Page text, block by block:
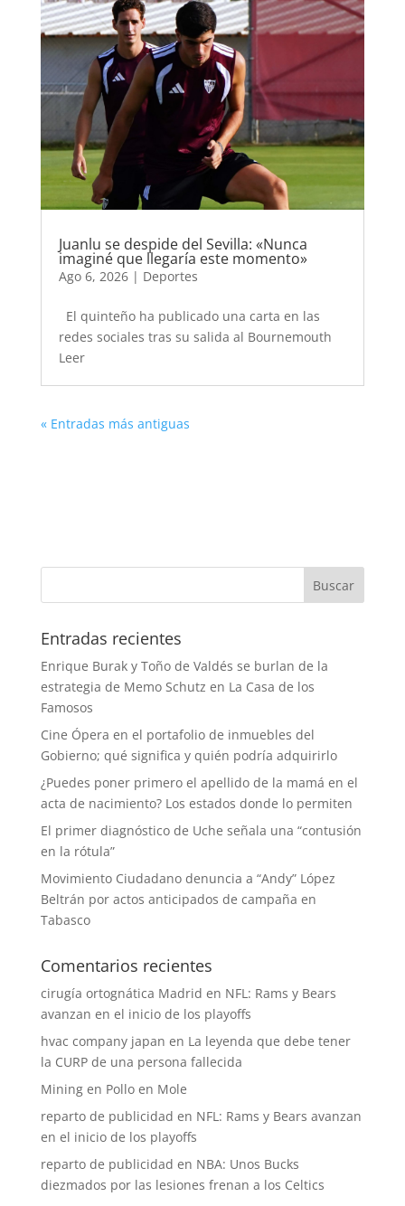
Juanlu se despide del Sevilla: «Nunca
imaginé que llegaría este momento»
Ago 6, 2026| Deportes
El quinteño ha publicado una carta en las
redes sociales tras su salida al Bournemouth
Leer
« Entradas más antiguas
Entradas recientes
Enrique Burak y Toño de Valdés se burlan de la
estrategia de Memo Schutz en La Casa de los
Famosos
Cine Ópera en el portafolio de inmuebles del
Gobierno; qué significa y quién podría adquirirlo
¿Puedes poner primero el apellido de la mamá en el
acta de nacimiento? Los estados donde lo permiten
El primer diagnóstico de Uche señala una “contusión
en la rótula”
Movimiento Ciudadano denuncia a “Andy” López
Beltrán por actos anticipados de campaña en
Tabasco
Comentarios recientes
cirugía ortognática Madrid en NFL: Rams y Bears
avanzan en el inicio de los playoffs
hvac company japan en La leyenda que debe tener
la CURP de una persona fallecida
Miningen Pollo en Mole
reparto de publicidad en NFL: Rams y Bears avanzan
en el inicio de los playoffs
reparto de publicidad en NBA: Unos Bucks
diezmados por las lesiones frenan a los Celtics